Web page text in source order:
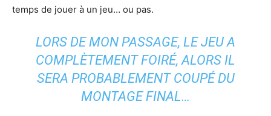
temps de jouer à un jeu… ou pas.
LORS DE MON PASSAGE, LE JEU A
COMPLÈTEMENT FOIRÉ, ALORS IL
SERA PROBABLEMENT COUPÉ DU
MONTAGE FINAL…